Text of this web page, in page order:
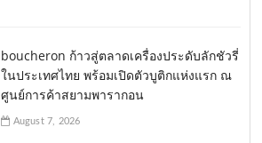
boucheron ก้าวสู่ตลาดเครื่องประดับลักชัวรี่
ในประเทศไทย พร้อมเปิดตัวบูติกแห่งแรก ณ
ศูนย์การค้าสยามพารากอน
August 7, 2026